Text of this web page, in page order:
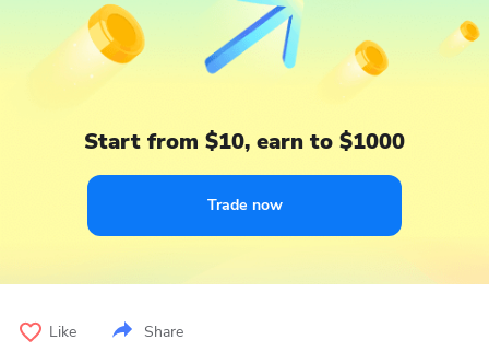
Start from $10, earn to $1000
Trade now
Like Share